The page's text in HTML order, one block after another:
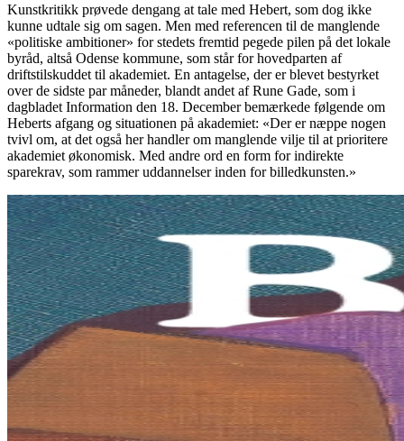
Kunstkritikk prøvede dengang at tale med Hebert, som dog ikke
kunne udtale sig om sagen. Men med referencen til de manglende
«politiske ambitioner» for stedets fremtid pegede pilen på det lokale
byråd, altså Odense kommune, som står for hovedparten af
driftstilskuddet til akademiet. En antagelse, der er blevet bestyrket
over de sidste par måneder, blandt andet af Rune Gade, som i
dagbladet Information den 18. December bemærkede følgende om
Heberts afgang og situationen på akademiet: «Der er næppe nogen
tvivl om, at det også her handler om manglende vilje til at prioritere
akademiet økonomisk. Med andre ord en form for indirekte
sparekrav, som rammer uddannelser inden for billedkunsten.»